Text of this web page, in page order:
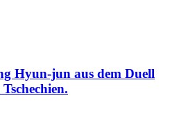
Hyun-jun aus dem Duell